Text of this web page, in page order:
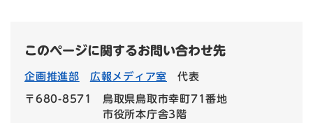
このページに関するお問い合わせ先
企画推進部 広報メディア室 代表
〒680-8571
鳥取県鳥取市幸町71番地
市役所本庁舎3階